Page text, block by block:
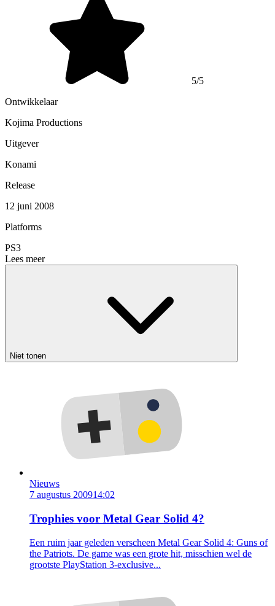
5/5
Ontwikkelaar
Kojima Productions
Uitgever
Konami
Release
12 juni 2008
Platforms
PS3
Lees meer
Niet tonen
Nieuws
7 augustus 200914:02
Trophies voor Metal Gear Solid 4?
Een ruim jaar geleden verscheen Metal Gear Solid 4: Guns of
the Patriots. De game was een grote hit, misschien wel de
grootste PlayStation 3-exclusive...